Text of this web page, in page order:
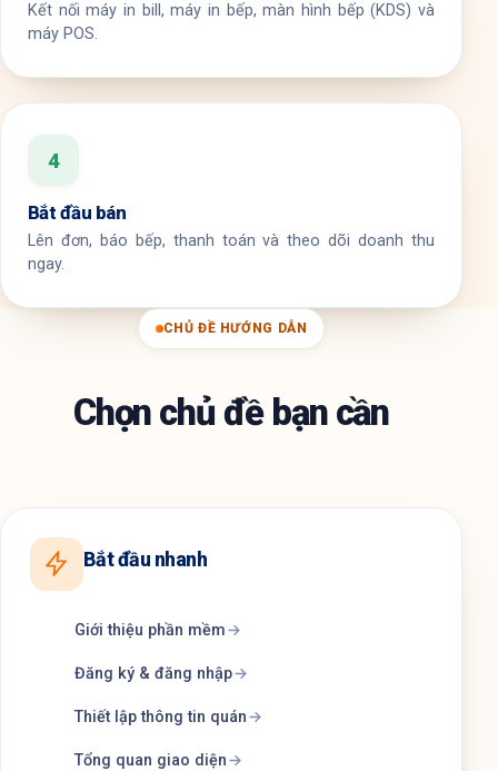
Kết nối máy in bill, máy in bếp, màn hình bếp (KDS) và
máy POS.
4
Bắt đầu bán
Lên đơn, báo bếp, thanh toán và theo dõi doanh thu
ngay.
CHỦ ĐỀ HƯỚNG DẪN
Chọn chủ đề bạn cần
Bắt đầu nhanh
Giới thiệu phần mềm
Đăng ký & đăng nhập
Thiết lập thông tin quán
Tổng quan giao diện